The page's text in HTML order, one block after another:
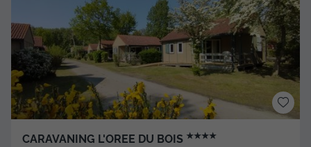
CARAVANING L'OREE DU BOIS ★★★★